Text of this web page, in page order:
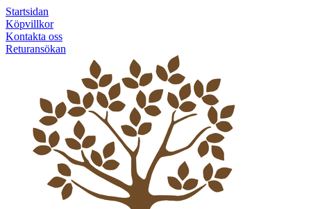
Startsidan
Köpvillkor
Kontakta oss
Returansökan